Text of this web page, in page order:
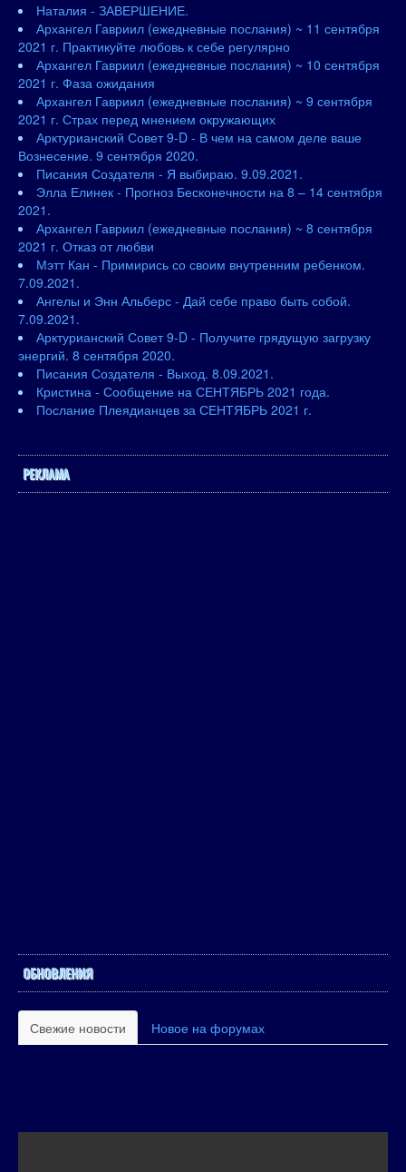
Наталия - ЗАВЕРШЕНИЕ.
Архангел Гавриил (ежедневные послания) ~ 11 сентября
2021 г. Практикуйте любовь к себе регулярно
Архангел Гавриил (ежедневные послания) ~ 10 сентября
2021 г. Фаза ожидания
Архангел Гавриил (ежедневные послания) ~ 9 сентября
2021 г. Страх перед мнением окружающих
Арктурианский Совет 9-D - В чем на самом деле ваше
Вознесение. 9 сентября 2020.
Писания Создателя - Я выбираю. 9.09.2021.
Элла Елинек - Прогноз Бесконечности на 8 – 14 сентября
2021.
Архангел Гавриил (ежедневные послания) ~ 8 сентября
2021 г. Отказ от любви
Мэтт Кан - Примирись со своим внутренним ребенком.
7.09.2021.
Ангелы и Энн Альберс - Дай себе право быть собой.
7.09.2021.
Арктурианский Совет 9-D - Получите грядущую загрузку
энергий. 8 сентября 2020.
Писания Создателя - Выход. 8.09.2021.
Кристина - Сообщение на СЕНТЯБРЬ 2021 года.
Послание Плеядианцев за СЕНТЯБРЬ 2021 г.
РЕКЛАМА
ОБНОВЛЕНИЯ
Свежие новости Новое на форумах